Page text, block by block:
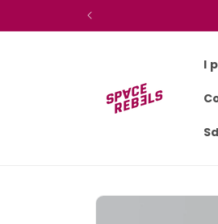
direttamente
ai contenuti
I